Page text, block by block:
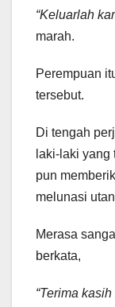
“Keluarlah
marah.
Perempuan
tersebut.
Di tengah
laki-laki yang
pun
melunasi
Merasa
berkata,
“Terima